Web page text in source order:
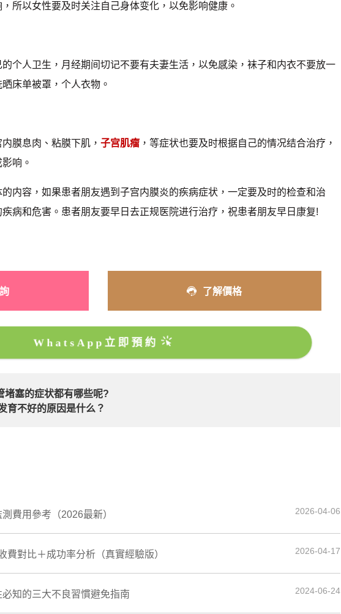
所以女性要及时关注自己身体变化，以免影响健康。
人卫生，月经期间切记不要有夫妻生活，以免感染，袜子和内衣不要放一
床单被罩，个人衣物。
膜息肉、粘膜下肌，子宫肌瘤 ，等症状也要及时根据自己的情况结合治疗，
响。
容，如果患者朋友遇到子宫内膜炎的疾病症状，一定要及时的检查和治
病和危害。患者朋友要早日去正规医院进行治疗，祝患者朋友早日康复!
了解價格
WhatsApp立即預約
堵塞的症状都有哪些呢?
育不好的原因是什么？
費用參考（2026最新） 2026-04-06
費對比＋成功率分析（真實經驗版） 2026-04-17
知的三大不良習慣避免指南 2024-06-24